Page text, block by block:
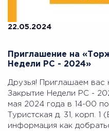
22.05.2024
Приглашение на
Недели РС - 2024»
Друзья! Приглашаем вас
Закрытие Недели РС -
мая 2024 года в 14-00
Туристская д. 31, корп. 1
информация как